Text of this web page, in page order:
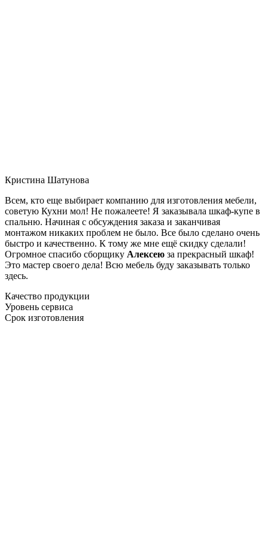
Кристина Шатунова
Всем, кто еще выбирает компанию для изготовления мебели,
советую Кухни мол! Не пожалеете! Я заказывала шкаф-купе в
спальню. Начиная с обсуждения заказа и заканчивая
монтажом никаких проблем не было. Все было сделано очень
быстро и качественно. К тому же мне ещё скидку сделали!
Огромное спасибо сборщику Алексею за прекрасный шкаф!
Это мастер своего дела! Всю мебель буду заказывать только
здесь.
Качество продукции
Уровень сервиса
Срок изготовления